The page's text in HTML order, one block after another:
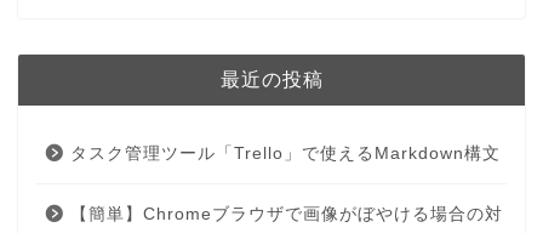
最近の投稿
タスク管理ツール「Trello」で使えるMarkdown構文
【簡単】Chromeブラウザで画像がぼやける場合の対